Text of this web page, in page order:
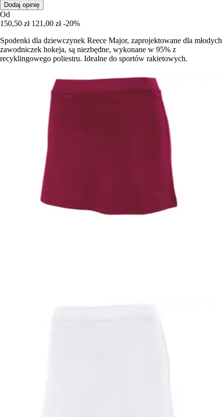
Dodaj opinię
Od
150,50 zł 121,00 zł -20%
Spodenki dla dziewczynek Reece Major, zaprojektowane dla młodych
zawodniczek hokeja, są niezbędne, wykonane w 95% z
recyklingowego poliestru. Idealne do sportów rakietowych.